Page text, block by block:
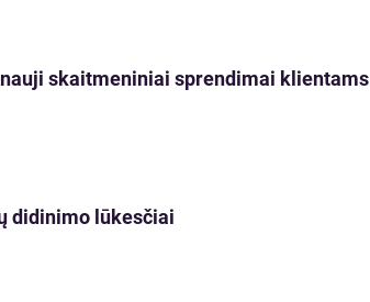
skaitmeniniai sprendimai klientams
didinimo lūkesčiai